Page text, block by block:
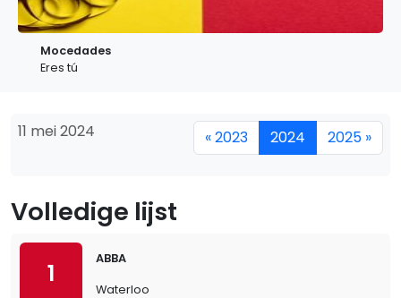
Mocedades
Eres tú
11 mei 2024 « 2023 2024 2025 »
Volledige lijst
1
ABBA
Waterloo